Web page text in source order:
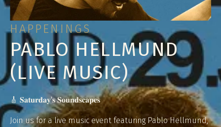
HAPPENINGS
PABLO HELLMUND
(LIVE MUSIC)
🎸 𝐒𝐚𝐭𝐮𝐫𝐝𝐚𝐲'𝐬 𝐒𝐨𝐮𝐧𝐝𝐬𝐜𝐚𝐩𝐞𝐬
Join us for a live music event featuring Pablo Hellmund,